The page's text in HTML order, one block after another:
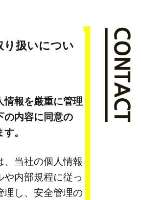
り扱いについ
情報を厳重に管理
の内容に同意の
。
、当社の個人情報
や内部規程に従っ
理し、安全管理の